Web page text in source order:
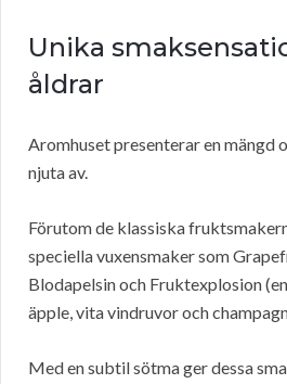
Unika
åldrar
Aromhuset presenterar en mängd
njuta av.
Förutom de klassiska
speciella vuxensmaker som
Blodapelsin och Fruktexplosion
äpple, vita vindruvor och
Med en subtil sötma ger dessa